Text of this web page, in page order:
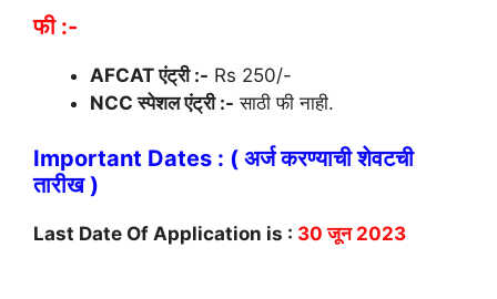
फी :-
AFCAT एंट्री :- Rs 250/-
NCC स्पेशल एंट्री :- साठी फी नाही.
Important Dates : ( अर्ज करण्याची शेवटची
तारीख )
Last Date Of Application is : 30 जून 2023